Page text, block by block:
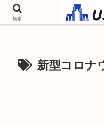
チケットやシーズンイベント ニン
バを歩いて
新型コロナ
検索